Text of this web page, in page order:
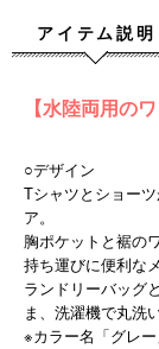
アイテム説明
【水陸両用の
○デザイン
Tシャツとショー
ア。
胸ポケットと裾の
持ち運びに便利な
ランドリーバッグ
ま、洗濯機で丸洗
※カラー名「グレ